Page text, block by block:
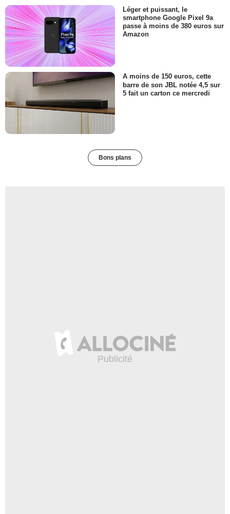
Léger et puissant, le
smartphone Google Pixel 9a
passe à moins de 380 euros sur
Amazon
A moins de 150 euros, cette
barre de son JBL notée 4,5 sur
5 fait un carton ce mercredi
Bons plans